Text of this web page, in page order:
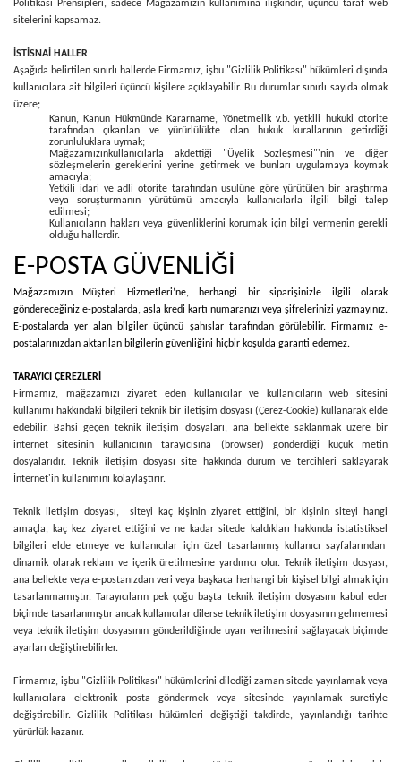
Politikası Prensipleri, sadece Mağazamızın kullanımına ilişkindir, üçüncü taraf web
sitelerini kapsamaz.
İSTİSNAİ HALLER
Aşağıda belirtilen sınırlı hallerde Firmamız, işbu "Gizlilik Politikası" hükümleri dışında
kullanıcılara ait bilgileri üçüncü kişilere açıklayabilir. Bu durumlar sınırlı sayıda olmak
üzere;
Kanun, Kanun Hükmünde Kararname, Yönetmelik v.b. yetkili hukuki otorite
tarafından çıkarılan ve yürürlülükte olan hukuk kurallarının getirdiği
zorunluluklara uymak;
Mağazamızınkullanıcılarla akdettiği "Üyelik Sözleşmesi"'nin ve diğer
sözleşmelerin gereklerini yerine getirmek ve bunları uygulamaya koymak
amacıyla;
Yetkili idari ve adli otorite tarafından usulüne göre yürütülen bir araştırma
veya soruşturmanın yürütümü amacıyla kullanıcılarla ilgili bilgi talep
edilmesi;
Kullanıcıların hakları veya güvenliklerini korumak için bilgi vermenin gerekli
olduğu hallerdir.
E-POSTA GÜVENLİĞİ
Mağazamızın Müşteri Hizmetleri’ne, herhangi bir siparişinizle ilgili olarak
göndereceğiniz e-postalarda, asla kredi kartı numaranızı veya şifrelerinizi yazmayınız.
E-postalarda yer alan bilgiler üçüncü şahıslar tarafından görülebilir. Firmamız e-
postalarınızdan aktarılan bilgilerin güvenliğini hiçbir koşulda garanti edemez.
TARAYICI ÇEREZLERİ
Firmamız, mağazamızı ziyaret eden kullanıcılar ve kullanıcıların web sitesini
kullanımı hakkındaki bilgileri teknik bir iletişim dosyası (Çerez-Cookie) kullanarak elde
edebilir. Bahsi geçen teknik iletişim dosyaları, ana bellekte saklanmak üzere bir
internet sitesinin kullanıcının tarayıcısına (browser) gönderdiği küçük metin
dosyalarıdır. Teknik iletişim dosyası site hakkında durum ve tercihleri saklayarak
İnternet'in kullanımını kolaylaştırır.
Teknik iletişim dosyası, siteyi kaç kişinin ziyaret ettiğini, bir kişinin siteyi hangi
amaçla, kaç kez ziyaret ettiğini ve ne kadar sitede kaldıkları hakkında istatistiksel
bilgileri elde etmeye ve kullanıcılar için özel tasarlanmış kullanıcı sayfalarından
dinamik olarak reklam ve içerik üretilmesine yardımcı olur. Teknik iletişim dosyası,
ana bellekte veya e-postanızdan veri veya başkaca herhangi bir kişisel bilgi almak için
tasarlanmamıştır. Tarayıcıların pek çoğu başta teknik iletişim dosyasını kabul eder
biçimde tasarlanmıştır ancak kullanıcılar dilerse teknik iletişim dosyasının gelmemesi
veya teknik iletişim dosyasının gönderildiğinde uyarı verilmesini sağlayacak biçimde
ayarları değiştirebilirler.
Firmamız, işbu "Gizlilik Politikası" hükümlerini dilediği zaman sitede yayınlamak veya
kullanıcılara elektronik posta göndermek veya sitesinde yayınlamak suretiyle
değiştirebilir. Gizlilik Politikası hükümleri değiştiği takdirde, yayınlandığı tarihte
yürürlük kazanır.